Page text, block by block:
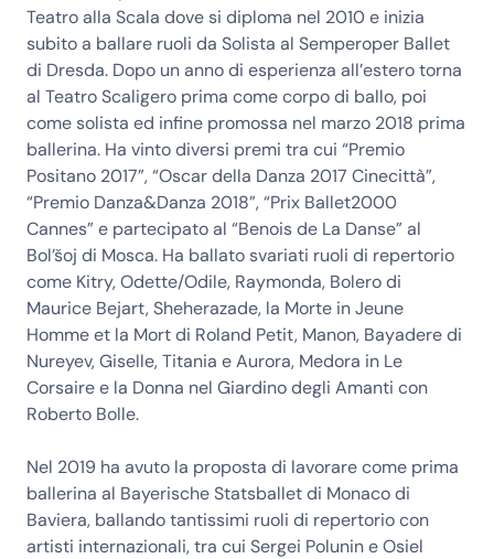
Teatro alla Scala dove si diploma nel 2010 e inizia
subito a ballare ruoli da Solista al Semperoper Ballet
di Dresda. Dopo un anno di esperienza all’estero torna
al Teatro Scaligero prima come corpo di ballo, poi
come solista ed infine promossa nel marzo 2018 prima
ballerina. Ha vinto diversi premi tra cui “Premio
Positano 2017”, “Oscar della Danza 2017 Cinecittà”,
“Premio Danza&Danza 2018”, “Prix Ballet2000
Cannes” e partecipato al “Benois de La Danse” al
Bol’šoj di Mosca. Ha ballato svariati ruoli di repertorio
come Kitry, Odette/Odile, Raymonda, Bolero di
Maurice Bejart, Sheherazade, la Morte in Jeune
Homme et la Mort di Roland Petit, Manon, Bayadere di
Nureyev, Giselle, Titania e Aurora, Medora in Le
Corsaire e la Donna nel Giardino degli Amanti con
Roberto Bolle.
Nel 2019 ha avuto la proposta di lavorare come prima
ballerina al Bayerische Statsballet di Monaco di
Baviera, ballando tantissimi ruoli di repertorio con
artisti internazionali, tra cui Sergei Polunin e Osiel